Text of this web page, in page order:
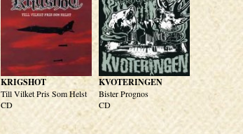
KRIGSHOT
Till Vilket Pris Som Helst
CD
KVOTERINGEN
Bister Prognos
CD